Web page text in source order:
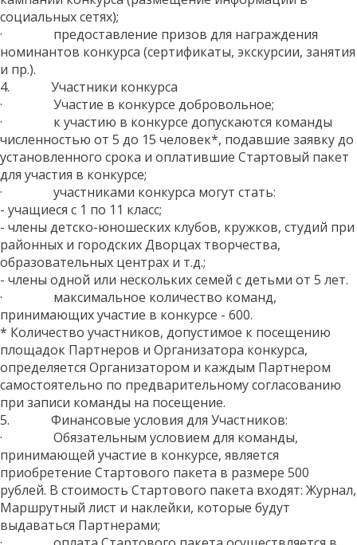
социальных сетях);
· предоставление призов для награждения
номинантов конкурса (сертификаты, экскурсии, занятия
и пр.).
4. Участники конкурса
· Участие в конкурсе добровольное;
· к участию в конкурсе допускаются команды
численностью от 5 до 15 человек*, подавшие заявку до
установленного срока и оплатившие Стартовый пакет
для участия в конкурсе;
· участниками конкурса могут стать:
- учащиеся с 1 по 11 класс;
- члены детско-юношеских клубов, кружков, студий при
районных и городских Дворцах творчества,
образовательных центрах и т.д.;
- члены одной или нескольких семей с детьми от 5 лет.
· максимальное количество команд,
принимающих участие в конкурсе - 600.
* Количество участников, допустимое к посещению
площадок Партнеров и Организатора конкурса,
определяется Организатором и каждым Партнером
самостоятельно по предварительному согласованию
при записи команды на посещение.
5. Финансовые условия для Участников:
· Обязательным условием для команды,
принимающей участие в конкурсе, является
приобретение Стартового пакета в размере 500
рублей. В стоимость Стартового пакета входят: Журнал,
Маршрутный лист и наклейки, которые будут
выдаваться Партнерами;